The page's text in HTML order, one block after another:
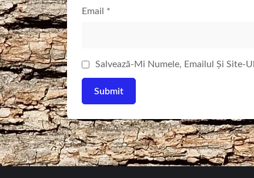
Email *
Salvează-Mi Numele, Emailul Și Site-